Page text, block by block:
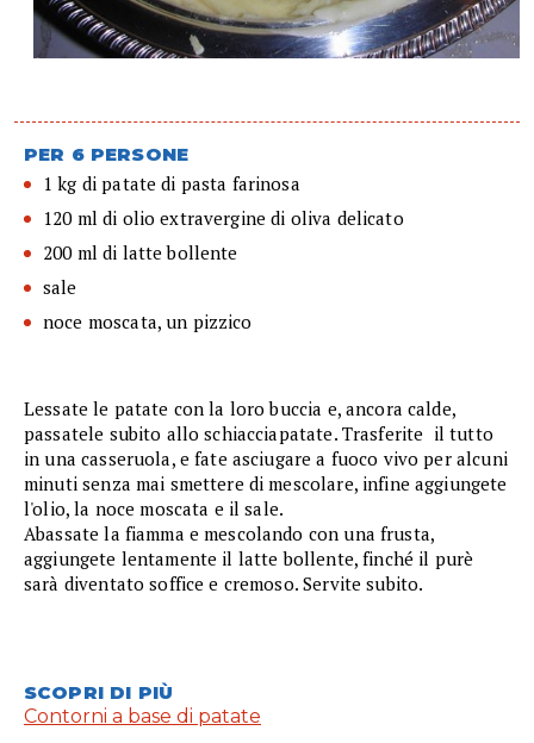
PER 6 PERSONE
1 kg di patate di pasta farinosa
120 ml di olio extravergine di oliva delicato
200 ml di latte bollente
sale
noce moscata, un pizzico
Lessate le patate con la loro buccia e, ancora calde,
passatele subito allo schiacciapatate. Trasferite il tutto
in una casseruola, e fate asciugare a fuoco vivo per alcuni
minuti senza mai smettere di mescolare, infine aggiungete
l'olio, la noce moscata e il sale.
Abassate la fiamma e mescolando con una frusta,
aggiungete lentamente il latte bollente, finché il purè
sarà diventato soffice e cremoso. Servite subito.
SCOPRI DI PIÙ
Contorni a base di patate